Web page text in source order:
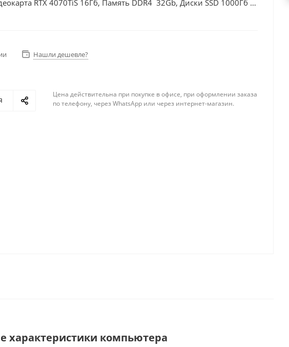
RTX 4070TiS 16Гб, Память DDR4 32Gb, Диски SSD 1000Гб +
Нашли дешевле?
Цена действительна при покупке в офисе, при оформлении заказа
по телефону, через WhatsApp или через интернет-магазин.
характеристики компьютера